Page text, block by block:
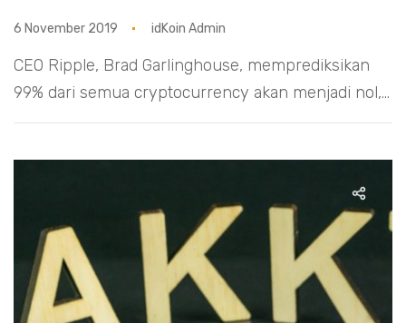
6 November 2019 idKoin Admin
CEO Ripple, Brad Garlinghouse, memprediksikan
99% dari semua cryptocurrency akan menjadi nol,...